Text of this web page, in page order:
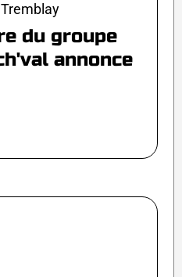
du groupe
annonce